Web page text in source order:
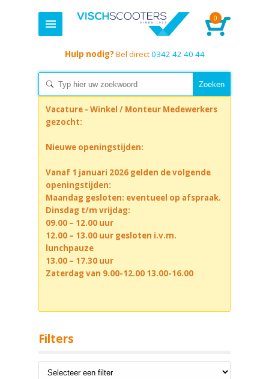
0
Hulp nodig? Bel direct0342 42 40 44
Vacature - Winkel / Monteur Medewerkers
gezocht:
Nieuwe openingstijden:
Vanaf 1 januari 2026 gelden de volgende
openingstijden:
Maandag gesloten: eventueel op afspraak.
Dinsdag t/m vrijdag:
09.00 – 12.00 uur
12.00 – 13.00 uur gesloten i.v.m.
lunchpauze
13.00 – 17.30 uur
Zaterdag van 9.00-12.00 13.00-16.00
Filters